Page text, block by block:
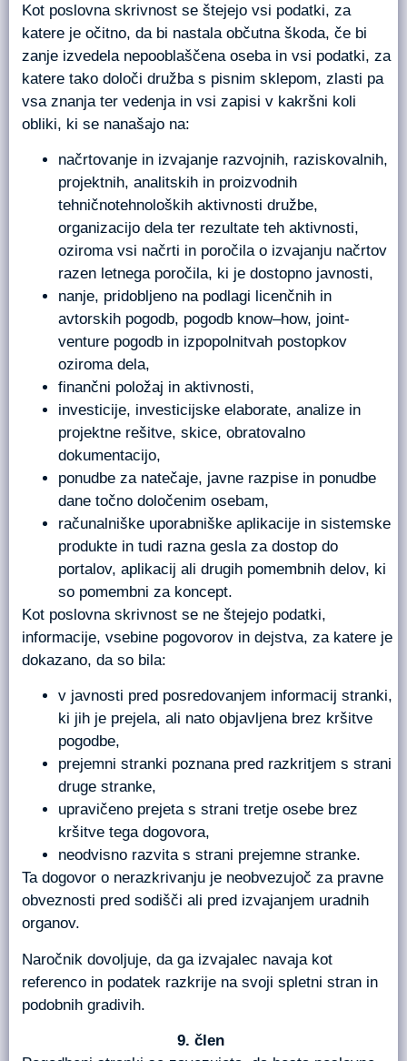
Kot poslovna skrivnost se štejejo vsi podatki, za
katere je očitno, da bi nastala občutna škoda, če bi
zanje izvedela nepooblaščena oseba in vsi podatki, za
katere tako določi družba s pisnim sklepom, zlasti pa
vsa znanja ter vedenja in vsi zapisi v kakršni koli
obliki, ki se nanašajo na:
načrtovanje in izvajanje razvojnih, raziskovalnih,
projektnih, analitskih in proizvodnih
tehničnotehnoloških aktivnosti družbe,
organizacijo dela ter rezultate teh aktivnosti,
oziroma vsi načrti in poročila o izvajanju načrtov
razen letnega poročila, ki je dostopno javnosti,
nanje, pridobljeno na podlagi licenčnih in
avtorskih pogodb, pogodb know–how, joint-
venture pogodb in izpopolnitvah postopkov
oziroma dela,
finančni položaj in aktivnosti,
investicije, investicijske elaborate, analize in
projektne rešitve, skice, obratovalno
dokumentacijo,
ponudbe za natečaje, javne razpise in ponudbe
dane točno določenim osebam,
računalniške uporabniške aplikacije in sistemske
produkte in tudi razna gesla za dostop do
portalov, aplikacij ali drugih pomembnih delov, ki
so pomembni za koncept.
Kot poslovna skrivnost se ne štejejo podatki,
informacije, vsebine pogovorov in dejstva, za katere je
dokazano, da so bila:
v javnosti pred posredovanjem informacij stranki,
ki jih je prejela, ali nato objavljena brez kršitve
pogodbe,
prejemni stranki poznana pred razkritjem s strani
druge stranke,
upravičeno prejeta s strani tretje osebe brez
kršitve tega dogovora,
neodvisno razvita s strani prejemne stranke.
Ta dogovor o nerazkrivanju je neobvezujoč za pravne
obveznosti pred sodišči ali pred izvajanjem uradnih
organov.
Naročnik dovoljuje, da ga izvajalec navaja kot
referenco in podatek razkrije na svoji spletni stran in
podobnih gradivih.
člen